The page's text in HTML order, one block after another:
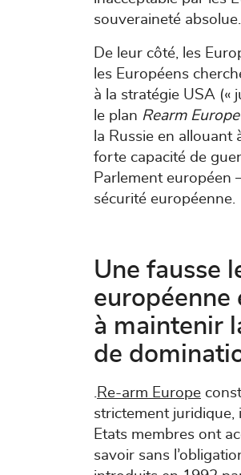
souveraineté absolue.
De leur côté, les
les Européens
à la stratégie USA («
le plan Rearm Europe
la Russie en allouant
forte capacité de
Parlement européen
sécurité européenne.
Une fausse
européenne
à maintenir
de
Re-arm Europe
strictement juridique,
Etats membres ont
savoir sans